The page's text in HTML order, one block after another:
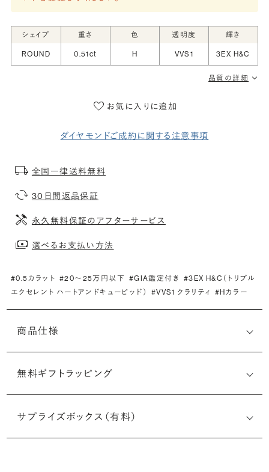
シェイプ 重さ 色 透明度 輝き
ROUND 0.51ct H VVS1 3EX H&C
品質の詳細
お気に入りに追加
ダイヤモンドご成約に関する注意事項
全国一律送料無料
30日間返品保証
永久無料保証のアフターサービス
選べるお支払い方法
#0.5カラット #20〜25万円以下 #GIA鑑定付き #3EX H&C（トリプル
エクセレント ハートアンドキューピッド）
#VVS1 クラリティ #Hカラー
商品仕様
無料ギフトラッピング
サプライズボックス（有料）